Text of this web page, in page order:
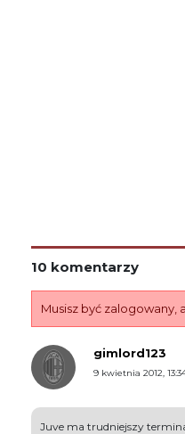
10 komentarzy
Musisz być
gimlord123
9 kwietnia 2012,
Juve ma trudniejszy